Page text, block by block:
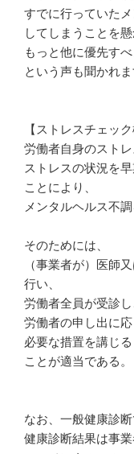
すでに行っていた
してしまうことを
もっと他に優先す
という声も聞かれま
【ストレスチェッ
労働者自身のスト
ストレスの状況を
ことにより、
メンタルヘルス不
そのためには、
（事業者が）医師
行い、
労働者全員が受診し
労働者の申し出に
必要な措置を講じる
ことが適当である。
なお、一般健康診断
健康診断結果は事業